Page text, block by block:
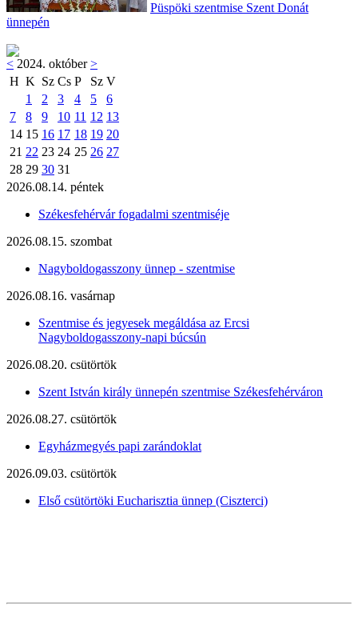
Püspöki szentmise Szent Donát
ünnepén
< 2024. október>
H K Sz Cs P Sz V
1
2 3 4 5
6
7
8 9 10 11 12 13
14 15 16 17 18 19 20
21 22 23 24 25 26 27
28 29 30 31
2026.08.14. péntek
Székesfehérvár fogadalmi szentmiséje
2026.08.15. szombat
Nagyboldogasszony ünnep - szentmise
2026.08.16. vasárnap
Szentmise és jegyesek megáldása az Ercsi
Nagyboldogasszony-napi búcsún
2026.08.20. csütörtök
Szent István király ünnepén szentmise Székesfehérváron
2026.08.27. csütörtök
Egyházmegyés papi zarándoklat
2026.09.03. csütörtök
Első csütörtöki Eucharisztia ünnep (Ciszterci)